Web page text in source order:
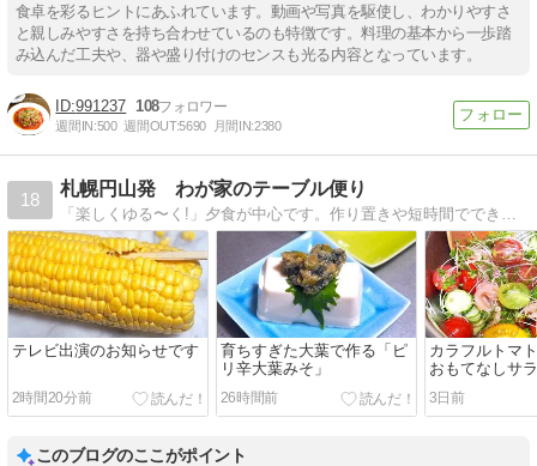
食卓を彩るヒントにあふれています。動画や写真を駆使し、わかりやすさ
と親しみやすさを持ち合わせているのも特徴です。料理の基本から一歩踏
み込んだ工夫や、器や盛り付けのセンスも光る内容となっています。
991237 108
週間IN:500 週間OUT:5690 月間IN:2380
18
札幌円山発 わが家のテーブル便り
「楽しくゆる〜く!」夕食が中心です。作り置きや短時間でできるメニュー。北海道の旬の食材を使ったメニューも豊富です。
テレビ出演のお知らせです
2時間20分前
育ちすぎた大葉で作る「ピ
リ辛大葉みそ」
26時間前
カラフルトマ
おもてなしサ
3日前
このブログのここがポイント